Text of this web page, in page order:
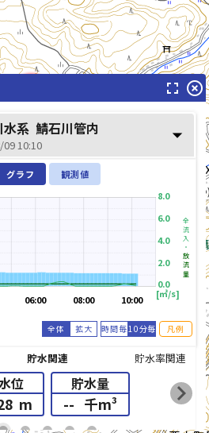
別山川(べつやまが
list_alt
fullscreen highlight_off
水系 鯖石川管内
10:10 arrow_drop_down
グラフ 観測値
10:00
08:00
06:00
0.0
2.0
4.0
6.0
8.0
[㎥/s]
全流入・
放流量
全体 拡大 時間毎10分毎 凡例
貯水関連 貯水率関連
位
m
貯水量
-- 千m³ chevron_right